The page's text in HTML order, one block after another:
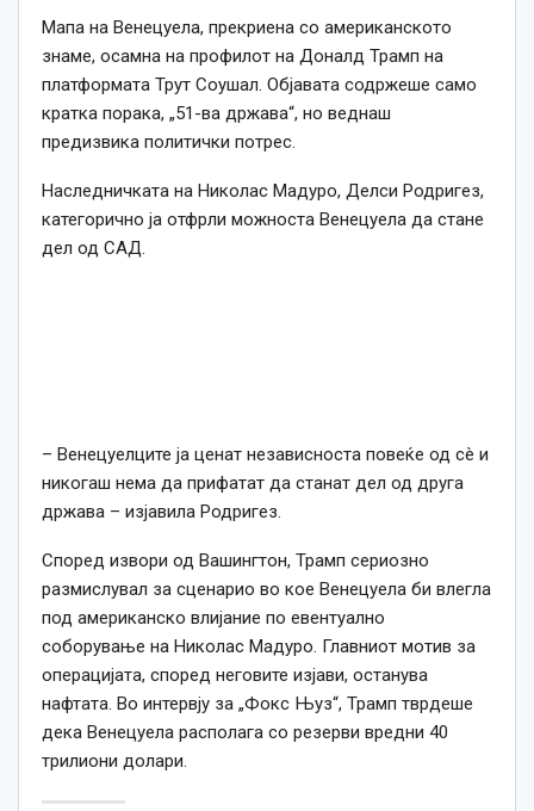
Мапа на Венецуела, прекриена со американското
знаме, осамна на профилот на Доналд Трамп на
платформата Трут Соушал. Објавата содржеше само
кратка порака, „51-ва држава“, но веднаш
предизвика политички потрес.
Наследничката на Николас Мадуро, Делси Родригез,
категорично ја отфрли можноста Венецуела да стане
дел од САД.
– Венецуелците ја ценат независноста повеќе од сè и
никогаш нема да прифатат да станат дел од друга
држава – изјавила Родригез.
Според извори од Вашингтон, Трамп сериозно
размислувал за сценарио во кое Венецуела би влегла
под американско влијание по евентуално
соборување на Николас Мадуро. Главниот мотив за
операцијата, според неговите изјави, останува
нафтата. Во интервју за „Фокс Њуз“, Трамп тврдеше
дека Венецуела располага со резерви вредни 40
трилиони долари.